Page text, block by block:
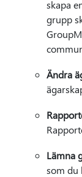
skapa
grupp
Ändra
Lämna
som du